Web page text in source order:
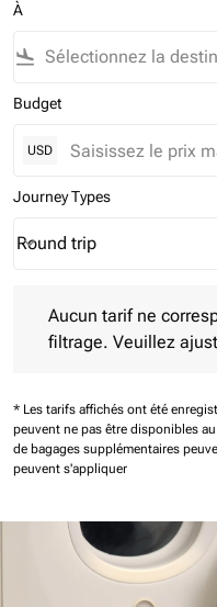
À
flight_land
Budget
USD
Journey Types
Journey Types option
Round trip
keyboard_arrow_down
Aucun tarif ne
filtrage. Veuillez
* Les tarifs affichés ont été
peuvent ne pas être disponibles
de bagages supplémentaires
peuvent s'appliquer